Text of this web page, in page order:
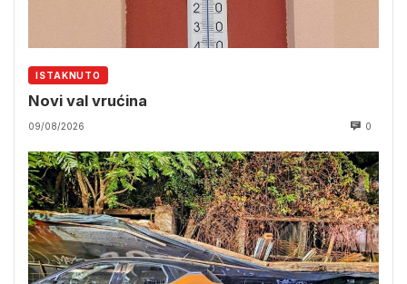
ISTAKNUTO
Novi val vrućina
09/08/2026 0